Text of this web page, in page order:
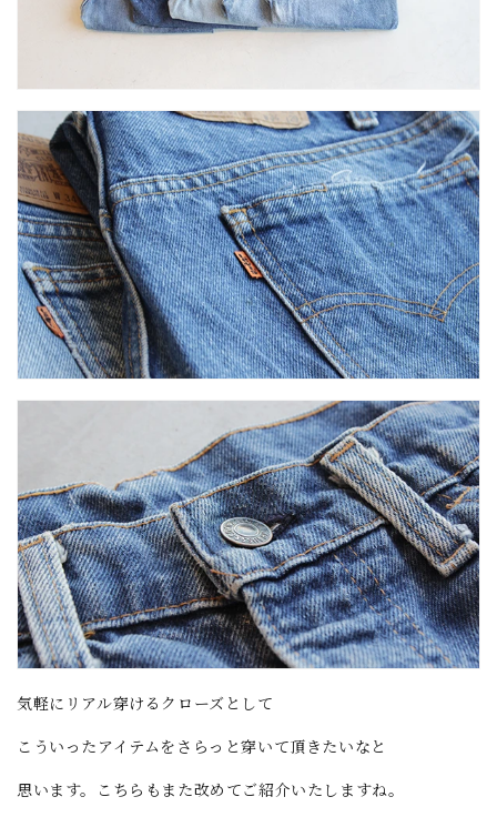
気軽にリアル穿けるクローズとして
こういったアイテムをさらっと穿いて頂きたいなと
思います。こちらもまた改めてご紹介いたしますね。